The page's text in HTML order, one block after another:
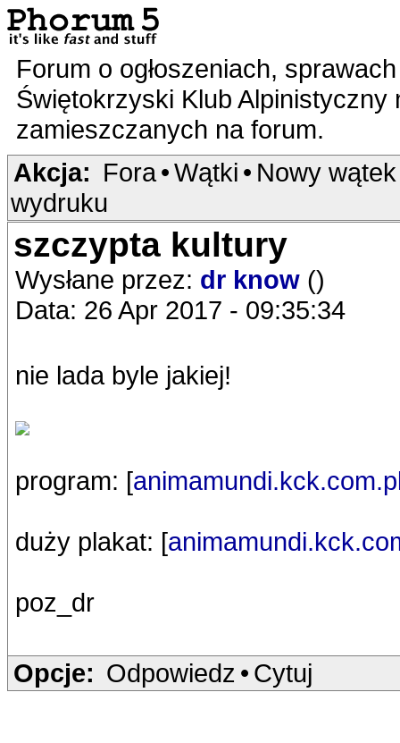
Forum o ogłoszeniach,
Świętokrzyski Klub
zamieszczanych na forum.
Akcja: Fora•Wątki • Nowy wątek
wydruku
szczypta kultury
Wysłane przez: dr know ()
Data: 26 Apr 2017 - 09:35:34
nie lada byle jakiej!
program: [
duży plakat: [
poz_dr
Opcje: Odpowiedz • Cytuj